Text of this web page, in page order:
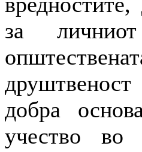
за
добра
учество во